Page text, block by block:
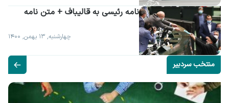
نامه رئیسی به قالیباف + متن نامه
چهارشنبه, ۱۳ بهمن, ۱۴۰۰
منتخب سردبیر